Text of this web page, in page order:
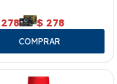
278 $ 278